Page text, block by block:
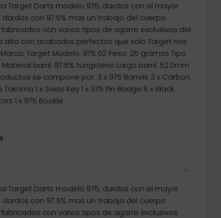
Target Darts modelo 975, dardos con el mayor
con 97.5% mas un trabajo del cuerpo
con varios tipos de agarre exclusivos del
alta con acabados perfectos que solo Target nos
Target Modelo: 975 02 Peso: 25 gramos Tipo
barril: 97.5% tungsteno Largo barril: 52.0mm
se compone por: 3 x 975 Barrels 3 x Carbon
Takoma 1 x Swiss Key 1 x 975 Pin Badge 6 x Black
1 x 975 Bookle
Target Darts modelo 975, dardos con el mayor
con 97.5% mas un trabajo del cuerpo
con varios tipos de agarre exclusivos